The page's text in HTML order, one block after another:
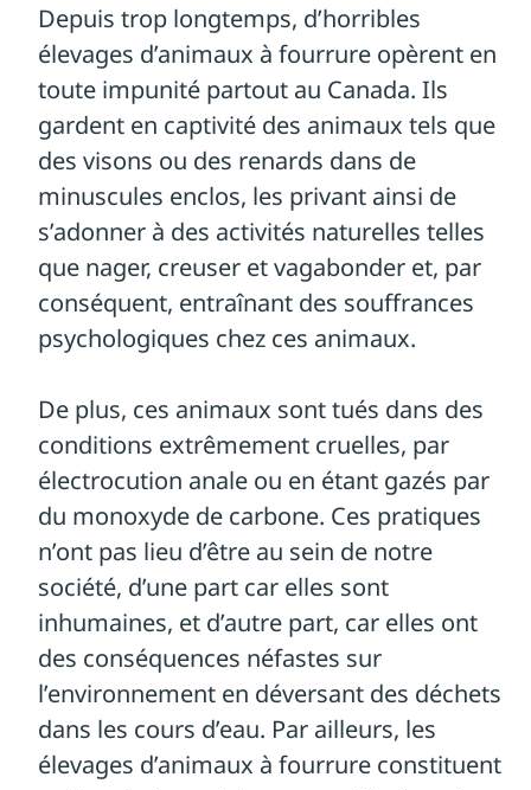
d’élever des visons pour leur fourrure, elle
continue toutefois d’autoriser l’élevage de
renards et d’autres animaux dans ce
même but. Le reste du Canada n’a encore
rien fait à ce sujet.
Aujourd’hui, nous avons la possibilité
de mettre un terme à l’élevage des
animaux à fourrure dans tout le
Canada.